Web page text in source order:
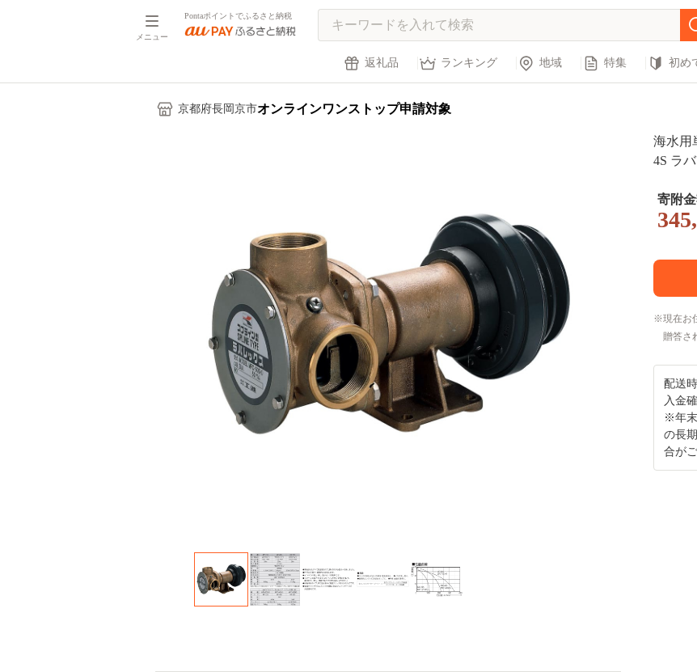
メニュー
Pontaポイントでふるさと納税
返礼品 ランキング 地域 特集 初め
京都府長岡京市オンラインワンストップ申請対象
海水用
4S ラ
寄附
現在お
贈答さ
配送
入金
※年
の長
合が